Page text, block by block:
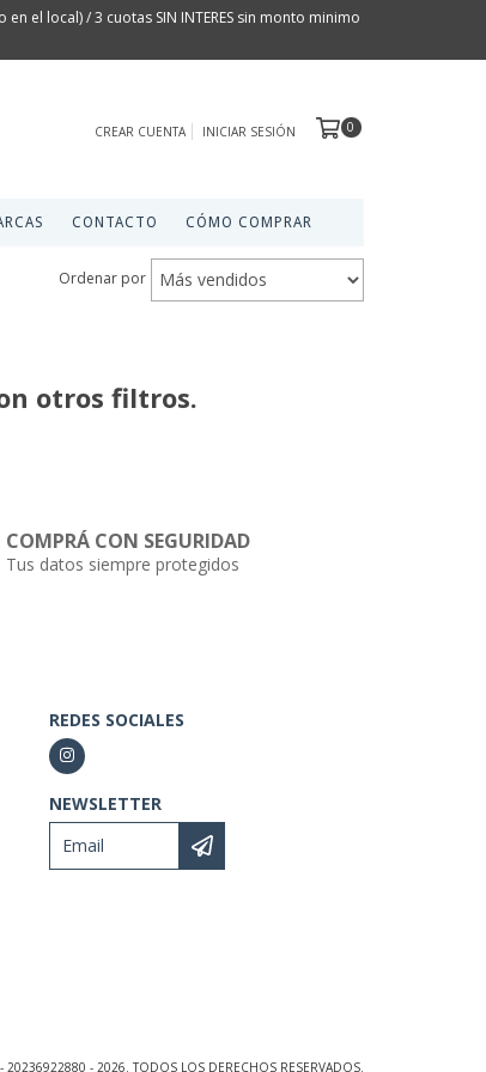
el local) / 3 cuotas SIN INTERES sin monto minimo
CREAR CUENTA INICIAR SESIÓN 0
CONTACTO CÓMO COMPRAR
Ordenar por
otros filtros.
COMPRÁ CON SEGURIDAD
Tus datos siempre protegidos
REDES SOCIALES
NEWSLETTER
- 20236922880 - 2026. TODOS LOS DERECHOS RESERVADOS.